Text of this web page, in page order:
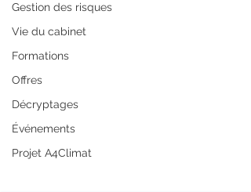
Gestion des risques
Vie du cabinet
Formations
Offres
Décryptages
Événements
Projet A4Climat